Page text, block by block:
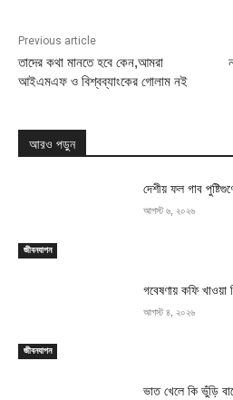
Previous article
তাদের কথা মানতে হবে কেন,আমরা
আইএমএফ ও বিশ্বব্যাংকের গোলাম নই
আরও পড়ুন
জীবনযাপন
দেশীয় ফল গাব
আগস্ট ৬, ২০২৬
জীবনযাপন
গবেষণায় কফি
আগস্ট ৪, ২০২৬
ভাত খেলে কি ভুঁড়ি